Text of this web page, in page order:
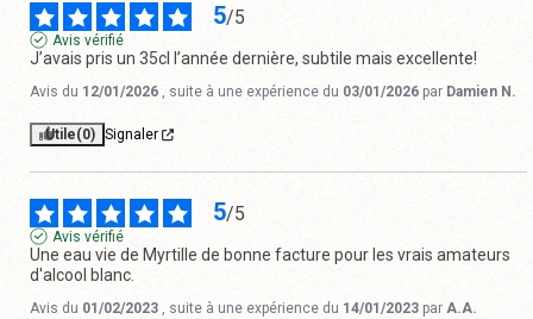
5/5
Avis vérifié
J’avais pris un 35cl l’année dernière, subtile mais excellente!
Avis du 12/01/2026 , suite à une expérience du 03/01/2026 par Damien N.
Utile(0) Signaler
5/5
Avis vérifié
Une eau vie de Myrtille de bonne facture pour les vrais amateurs
d'alcool blanc.
Avis du 01/02/2023 , suite à une expérience du 14/01/2023 par A.A.